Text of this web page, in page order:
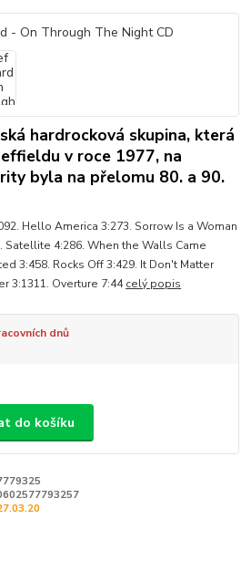
hardrocková skupina, která
v roce 1977, na
byla na přelomu 80. a 90.
Hello America 3:273. Sorrow Is a Woman
Satellite 4:286. When the Walls Came
3:458. Rocks Off 3:429. It Don't Matter
3:1311. Overture 7:44celý popis
dnů
do košíku